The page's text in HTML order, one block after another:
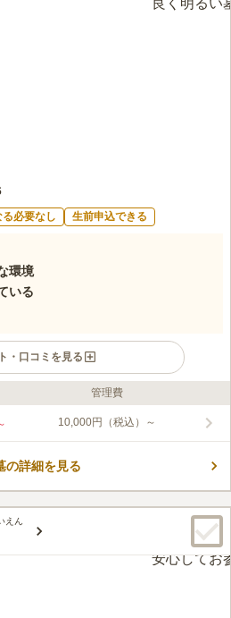
必要なし 生前申込できる
環境
いる
・口コミを見る
「鑓水入口」バス停から下車徒歩1分の場
養塔もあり、全てを住職が掃除をしてくれ
おり、大変便利に利用することができま
口コミ
ンターやスーパーがたくさんあり何も困ら
。ちなみに霊園の周りには何もない。
管理費
10,000円（税込）～
の詳細を見る
えん